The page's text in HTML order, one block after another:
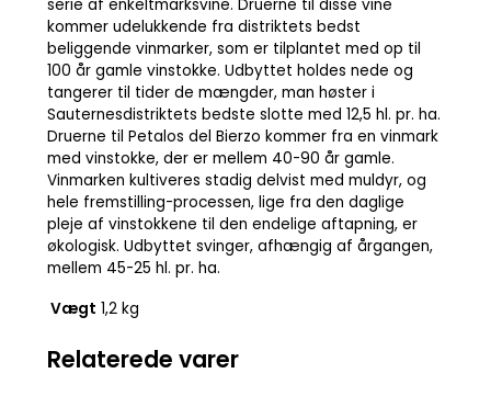
serie af enkeltmarksvine. Druerne til disse vine
kommer udelukkende fra distriktets bedst
beliggende vinmarker, som er tilplantet med op til
100 år gamle vinstokke. Udbyttet holdes nede og
tangerer til tider de mængder, man høster i
Sauternesdistriktets bedste slotte med 12,5 hl. pr. ha.
Druerne til Petalos del Bierzo kommer fra en vinmark
med vinstokke, der er mellem 40-90 år gamle.
Vinmarken kultiveres stadig delvist med muldyr, og
hele fremstilling-processen, lige fra den daglige
pleje af vinstokkene til den endelige aftapning, er
økologisk. Udbyttet svinger, afhængig af årgangen,
mellem 45-25 hl. pr. ha.
Vægt 1,2 kg
Relaterede varer